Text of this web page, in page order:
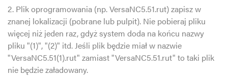
2. Plik oprogramowania (np. VersaNC5.51.rut) zapisz w
znanej lokalizacji (pobrane lub pulpit). Nie pobieraj pliku
więcej niż jeden raz, gdyż system doda na końcu nazwy
pliku "(1)", "(2)" itd. Jeśli plik będzie miał w nazwie
"VersaNC5.51(1).rut" zamiast "VersaNC5.51.rut" to taki plik
nie będzie załadowany.